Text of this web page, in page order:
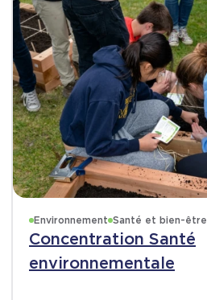
Environnement Santé et bien-être
Concentration Santé
environnementale